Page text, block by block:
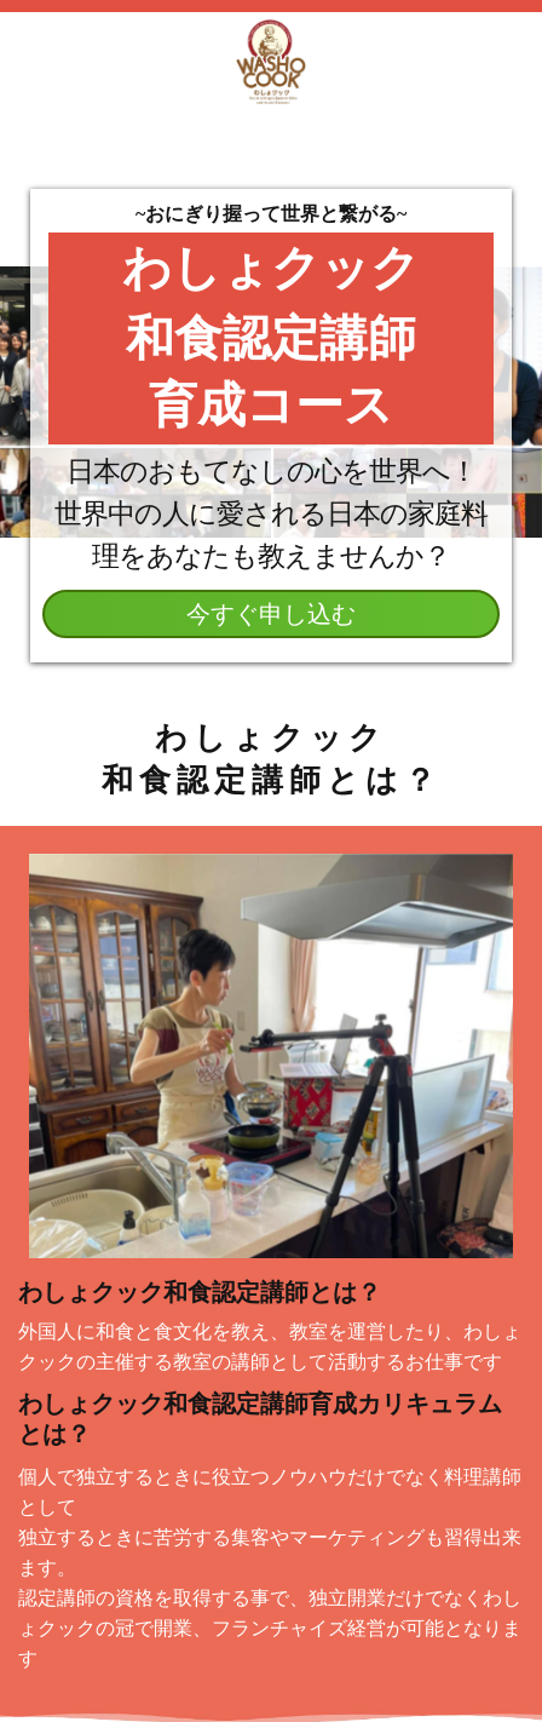
~おにぎり握って世界と繋がる~
わしょクック
和食認定講師
育成コース
日本のおもてなしの心を世界へ！
世界中の人に愛される日本の家庭料
理をあなたも教えませんか？
今すぐ申し込む
わしょクック
和食認定講師とは？
わしょクック和食認定講師とは？
外国人に和食と食文化を教え、教室を運営したり、わしょ
クックの主催する教室の講師として活動するお仕事です
わしょクック和食認定講師育成カリキュラム
とは？
個人で独立するときに役立つノウハウだけでなく料理講師
として
独立するときに苦労する集客やマーケティングも習得出来
ます。
認定講師の資格を取得する事で、独立開業だけでなくわし
ょクックの冠で開業、フランチャイズ経営が可能となりま
す